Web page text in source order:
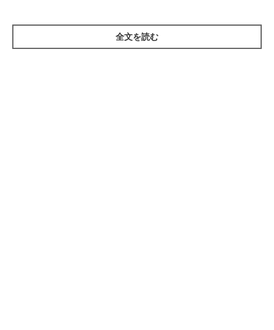
嫌がるしぐさに気づけないのが「問題」の原因かもしれません。
全文を読む